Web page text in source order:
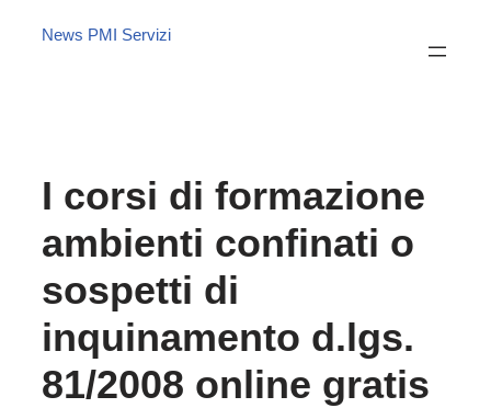
News PMI Servizi
I corsi di formazione
ambienti confinati o
sospetti di
inquinamento d.lgs.
81/2008 online gratis